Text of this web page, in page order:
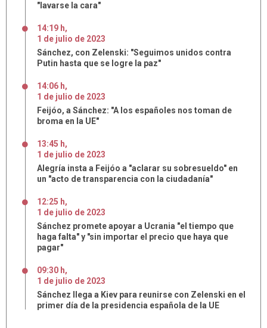
"lavarse la cara"
14:19 h,
1 de julio de 2023
Sánchez, con Zelenski: "Seguimos unidos contra
Putin hasta que se logre la paz"
14:06 h,
1 de julio de 2023
Feijóo, a Sánchez: "A los españoles nos toman de
broma en la UE"
13:45 h,
1 de julio de 2023
Alegría insta a Feijóo a "aclarar su sobresueldo" en
un "acto de transparencia con la ciudadanía"
12:25 h,
1 de julio de 2023
Sánchez promete apoyar a Ucrania "el tiempo que
haga falta" y "sin importar el precio que haya que
pagar"
09:30 h,
1 de julio de 2023
Sánchez llega a Kiev para reunirse con Zelenski en el
primer día de la presidencia española de la UE